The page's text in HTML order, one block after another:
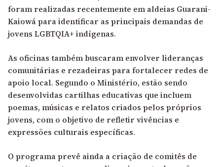
foram realizadas recentemente em aldeias Guarani-
Kaiowá para identificar as principais demandas de
jovens LGBTQIA+ indígenas.
As oficinas também buscaram envolver lideranças
comunitárias e rezadeiras para fortalecer redes de
apoio local. Segundo o Ministério, estão sendo
desenvolvidas cartilhas educativas que incluem
poemas, músicas e relatos criados pelos próprios
jovens, com o objetivo de refletir vivências e
expressões culturais específicas.
O programa prevê ainda a criação de comitês de